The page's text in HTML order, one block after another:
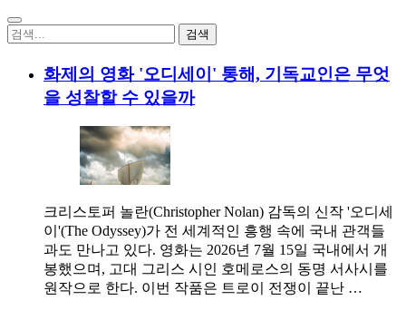
화제의 영화 '오디세이' 통해, 기독교인은 무엇
을 성찰할 수 있을까
크리스토퍼 놀란(Christopher Nolan) 감독의 신작 '오디세
이'(The Odyssey)가 전 세계적인 흥행 속에 국내 관객들
과도 만나고 있다. 영화는 2026년 7월 15일 국내에서 개
봉했으며, 고대 그리스 시인 호메로스의 동명 서사시를
원작으로 한다. 이번 작품은 트로이 전쟁이 끝난 …